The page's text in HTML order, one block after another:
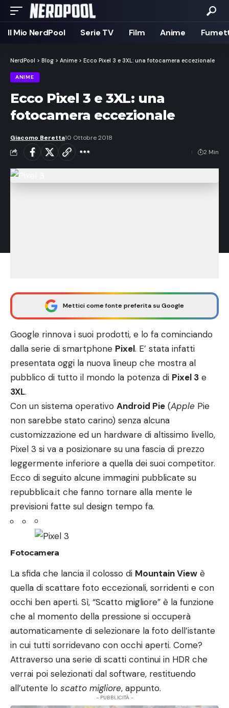
Il Mio NerdPool Serie TV Film Anime
NerdPool > Blog > Anime > Ecco Pixel 3 e 3XL: una fotocamera eccezionale
ANIME
Ecco Pixel 3 e 3XL: una
fotocamera eccezionale
Giacomo Beretta10 Ottobre 2018
2 Min
Mettici come fonte preferita su Google
Google rinnova i suoi prodotti, e lo fa cominciando
dalla serie di smartphone Pixel. E’ stata infatti
presentata oggi la nuova lineup che mostra al
pubblico di tutto il mondo la potenza di Pixel 3 e
3XL.
Con un sistema operativo Android Pie (Apple Pie
non sarebbe stato carino) senza alcuna
customizzazione ed un hardware di altissimo livello,
Pixel 3 si va a posizionare su una fascia di prezzo
leggermente inferiore a quella dei suoi competitor.
Ecco di seguito alcune immagini pubblicate su
repubblica.it che fanno tornare alla mente le
previsioni fatte sul design tempo fa.
Fotocamera
La sfida che lancia il colosso di Mountain View è
quella di scattare foto eccezionali, sorridenti e con
occhi ben aperti. Sì, “Scatto migliore” è la funzione
che al momento della pressione si occuperà
automaticamente di selezionare la foto dell’istante
in cui tutti sorridevano con occhi aperti. Come?
Attraverso una serie di scatti continui in HDR che
verrai poi selezionati dal software, restituendo
all’utente lo scatto migliore, appunto.
- PUBBLICITÀ -